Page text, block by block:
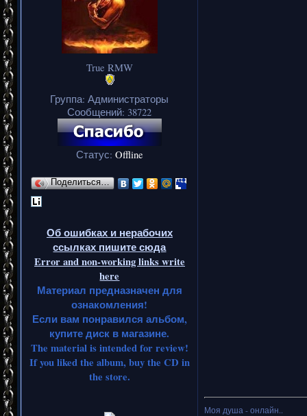
True RMW
Группа: Администраторы
Сообщений: 38722
Статус: Offline
Поделиться…
Об ошибках и нерабочих
ссылках пишите сюда
Error and non-working links write
here
Материал предназначен для
ознакомления!
Если вам понравился альбом,
купите диск в магазине.
The material is intended for review!
If you liked the album, buy the CD in
the store.
Моя душа - онлайн..